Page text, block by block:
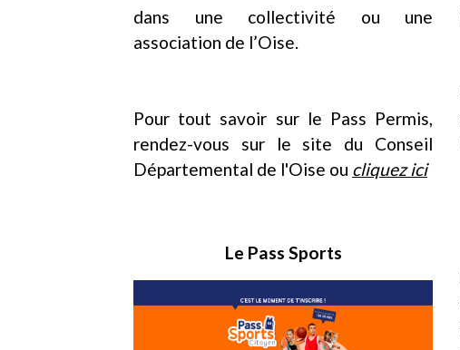
dans une collectivité ou une
association de l’Oise.
Pour tout savoir sur le Pass Permis,
rendez-vous sur le site du Conseil
Départemental de l'Oise ou cliquez ici
Le Pass Sports